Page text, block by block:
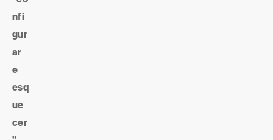
nfi
gur
ar
e
esq
ue
cer